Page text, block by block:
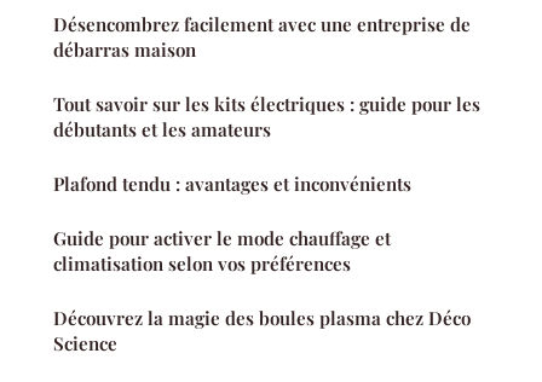
Désencombrez facilement avec une entreprise de
débarras maison
Tout savoir sur les kits électriques : guide pour les
débutants et les amateurs
Plafond tendu : avantages et inconvénients
Guide pour activer le mode chauffage et
climatisation selon vos préférences
Découvrez la magie des boules plasma chez Déco
Science